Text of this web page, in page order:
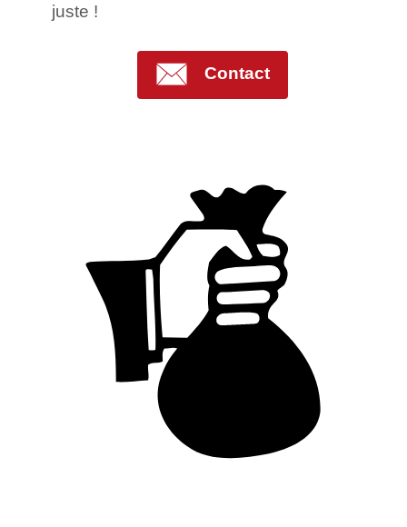
juste !
Contact